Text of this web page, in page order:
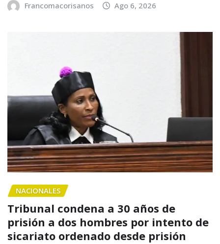
Francomacorisanos Ago 6, 2026
NACIONALES
Tribunal condena a 30 años de
prisión a dos hombres por intento de
sicariato ordenado desde prisión